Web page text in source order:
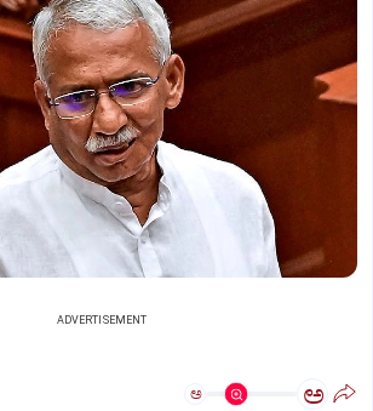
ADVERTISEMENT
ಅ ಅ